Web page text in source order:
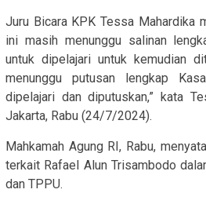
Juru Bicara KPK Tessa Mahardika
ini masih menunggu salinan
untuk dipelajari untuk kemudian
menunggu putusan lengkap
dipelajari dan diputuskan,” kata
Jakarta, Rabu (24/7/2024).
Mahkamah Agung RI, Rabu,
terkait Rafael Alun Trisambodo
dan TPPU.